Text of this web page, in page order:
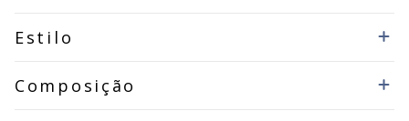
Estilo
Composição